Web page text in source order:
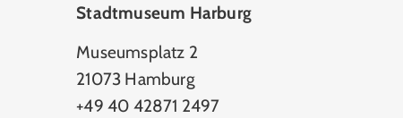
Stadtmuseum Harburg
Museumsplatz 2
21073 Hamburg
+49 40 42871 2497